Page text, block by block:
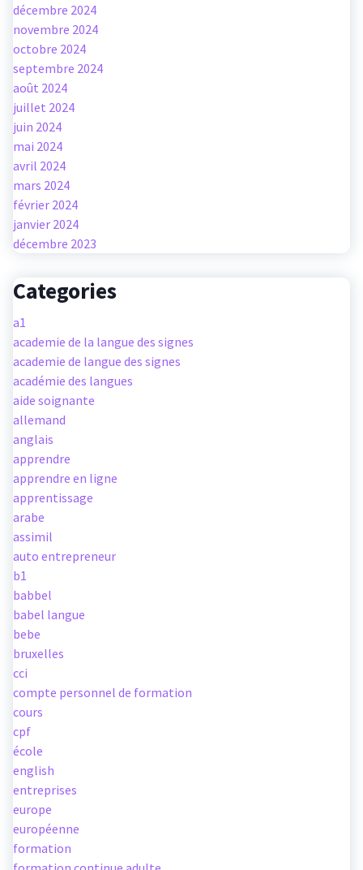
décembre 2024
novembre 2024
octobre 2024
septembre 2024
août 2024
juillet 2024
juin 2024
mai 2024
avril 2024
mars 2024
février 2024
janvier 2024
décembre 2023
Categories
a1
academie de la langue des signes
academie de langue des signes
académie des langues
aide soignante
allemand
anglais
apprendre
apprendre en ligne
apprentissage
arabe
assimil
auto entrepreneur
b1
babbel
babel langue
bebe
bruxelles
cci
compte personnel de formation
cours
cpf
école
english
entreprises
europe
européenne
formation